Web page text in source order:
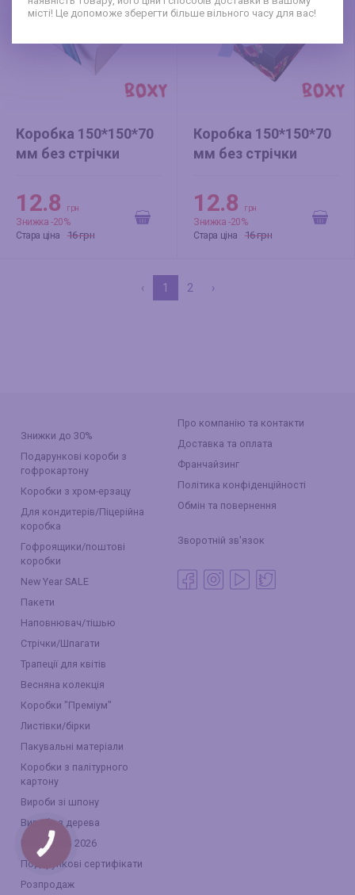
місті! Це допоможе зберегти більше вільного часу для вас!
Коробка 150*150*70
мм без стрічки
Шкарпетки
12.8 грн
Знижка -20%
Стара ціна
16 грн
Коробка 150*150*70
мм без стрічки
12.8 грн
Знижка -20%
Стара ціна
16 грн
‹ 1 2 ›
Знижки до 30%
Подарункові короби з
гофрокартону
Коробки з хром-ерзацу
Для кондитерів/Піцерійна
коробка
Гофроящики/поштові
коробки
New Year SALE
Пакети
Наповнювач/тішью
Стрічки/Шпагати
Трапеції для квітів
Весняна колекція
Коробки "Преміум"
Листівки/бірки
Пакувальні матеріали
Коробки з палітурного
картону
Вироби зі шпону
Вироби з дерева
Великдень 2026
Подарункові сертифікати
Розпродаж
Про компанію та контакти
Доставка та оплата
Франчайзинг
Політика конфіденційності
Обмін та повернення
Зворотній зв'язок
КНОПКА
ЗВ'ЯЗКУ